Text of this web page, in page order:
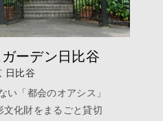
ーデン日比谷
日比谷
い「都会のオアシス」
文化財をまるごと貸切